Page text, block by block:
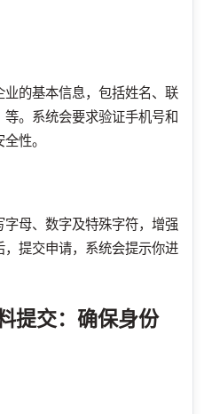
的基本信息，包括姓名、联
。系统会要求验证手机号和
性。
母、数字及特殊字符，增强
提交申请，系统会提示你进
提交：确保身份